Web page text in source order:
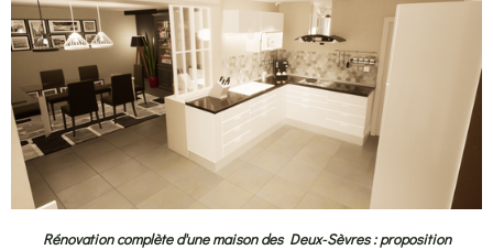
Rénovation complète d'une maison des Deux-Sèvres : proposition